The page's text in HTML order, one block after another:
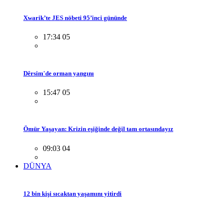
Xwarik’te JES nöbeti 95’inci gününde
17:34 05
Dêrsim'de orman yangını
15:47 05
Ömür Yaşayan: Krizin eşiğinde değil tam ortasındayız
09:03 04
DÜNYA
12 bin kişi sıcaktan yaşamını yitirdi